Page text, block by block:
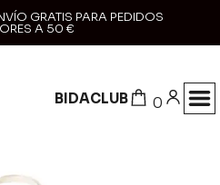
GRATIS PARA PEDIDOS
A 50 €
BIDACLUB 0